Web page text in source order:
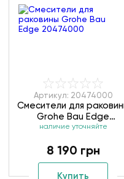
Артикул: 20474000
Смесители для
Grohe Bau Edge
20474000
наличие уточняйте
8 190 грн
Купить